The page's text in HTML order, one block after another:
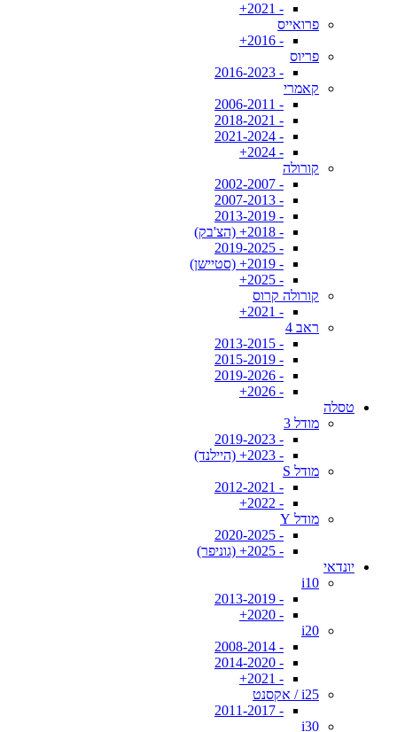
- 2021+
פרואייס
- 2016+
פריוס
- 2016-2023
קאמרי
- 2006-2011
- 2018-2021
- 2021-2024
- 2024+
קורולה
- 2002-2007
- 2007-2013
- 2013-2019
- 2018+ (הצ'בק)
- 2019-2025
- 2019+ (סטיישן)
- 2025+
קורולה קרוס
- 2021+
ראב 4
- 2013-2015
- 2015-2019
- 2019-2026
- 2026+
טסלה
מודל 3
- 2019-2023
- 2023+ (היילנד)
מודל S
- 2012-2021
- 2022+
מודל Y
- 2020-2025
- 2025+ (גוניפר)
יונדאי
i10
- 2013-2019
- 2020+
i20
- 2008-2014
- 2014-2020
- 2021+
i25 / אקסנט
- 2011-2017
i30